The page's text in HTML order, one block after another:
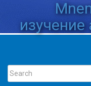
изучение